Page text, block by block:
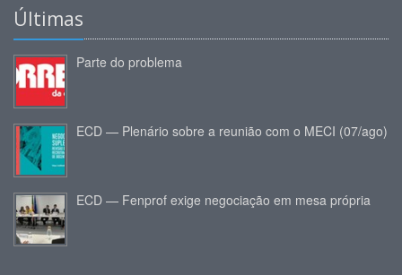
Últimas
Parte do problema
ECD — Plenário sobre a reunião com o MECI (07/ago)
ECD — Fenprof exige negociação em mesa própria